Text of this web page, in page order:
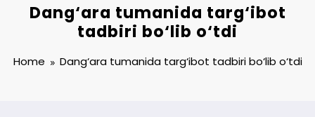
Dang‘ara tumanida targ‘ibot
tadbiri bo‘lib o‘tdi
Home Dang‘ara tumanida targ‘ibot tadbiri bo‘lib o‘tdi